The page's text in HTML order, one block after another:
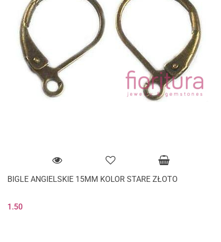
BIGLE ANGIELSKIE 15MM KOLOR STARE ZŁOTO
1.50